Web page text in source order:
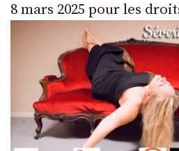
8 mars 2025 pour les